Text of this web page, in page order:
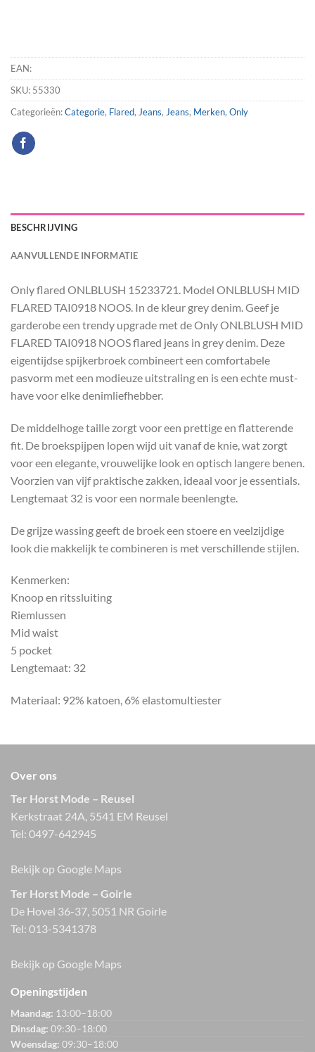
EAN:
SKU: 55330
Categorieën:Categorie, Flared, Jeans, Jeans, Merken, Only
BESCHRIJVING
AANVULLENDE INFORMATIE
Only flared ONLBLUSH 15233721. Model ONLBLUSH MID
FLARED TAI0918 NOOS. In de kleur grey denim. Geef je
garderobe een trendy upgrade met de Only ONLBLUSH MID
FLARED TAI0918 NOOS flared jeans in grey denim. Deze
eigentijdse spijkerbroek combineert een comfortabele
pasvorm met een modieuze uitstraling en is een echte must-
have voor elke denimliefhebber.
De middelhoge taille zorgt voor een prettige en flatterende
fit. De broekspijpen lopen wijd uit vanaf de knie, wat zorgt
voor een elegante, vrouwelijke look en optisch langere benen.
Voorzien van vijf praktische zakken, ideaal voor je essentials.
Lengtemaat 32 is voor een normale beenlengte.
De grijze wassing geeft de broek een stoere en veelzijdige
look die makkelijk te combineren is met verschillende stijlen.
Kenmerken:
Knoop en ritssluiting
Riemlussen
Mid waist
5 pocket
Lengtemaat: 32
Materiaal: 92% katoen, 6% elastomultiester
Over ons
Ter Horst Mode – Reusel
Kerkstraat 24A, 5541 EM Reusel
Tel: 0497-642945
Bekijk op Google Maps
Ter Horst Mode – Goirle
De Hovel 36-37, 5051 NR Goirle
Tel: 013-5341378
Bekijk op Google Maps
Openingstijden
Maandag: 13:00–18:00
Dinsdag: 09:30–18:00
Woensdag: 09:30–18:00